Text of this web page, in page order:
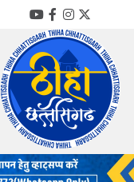
YouTube
Facebook
Instagram
Twitter
Thiha
गोठ जन-जन के